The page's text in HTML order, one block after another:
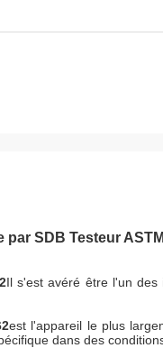
SDB Testeur
Il s'est avéré être l'un des
est l'appareil le plus
dans des